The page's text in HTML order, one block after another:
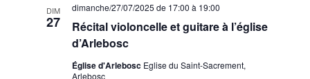
t
a
v
DIM
27
Récital violoncelle et guitare à l’église
d’Arlebosc
dimanche/27/07/2025 de 17:00 à 19:00
Église d'Arlebosc Eglise du Saint-Sacrement,
Arlebosc